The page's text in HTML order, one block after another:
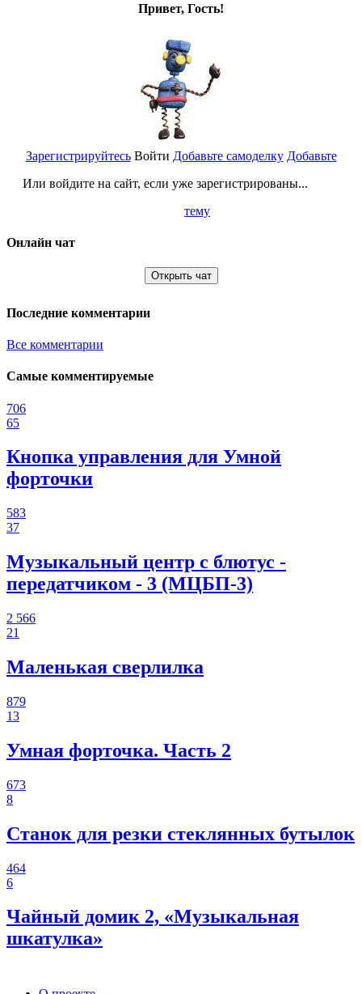
Привет, Гость!
Зарегистрируйтесь
Или войдите на сайт, если уже зарегистрированы...
Войти Добавьте самоделку Добавьте
тему
Онлайн чат
Открыть чат
Последние комментарии
Все комментарии
Самые комментируемые
706
65
Кнопка управления для Умной
форточки
583
37
Музыкальный центр с блютус -
передатчиком - 3 (МЦБП-3)
2 566
21
Маленькая сверлилка
879
13
Умная форточка. Часть 2
673
8
Станок для резки стеклянных бутылок
464
6
Чайный домик 2, «Музыкальная
шкатулка»